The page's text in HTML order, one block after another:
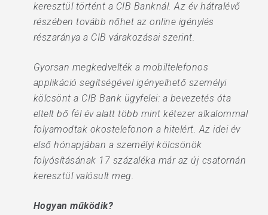
keresztül történt a CIB Banknál. Az év hátralévő
részében tovább nőhet az online igénylés
részaránya a CIB várakozásai szerint.
Gyorsan megkedvelték a mobiltelefonos
applikáció segítségével igényelhető személyi
kölcsönt a CIB Bank ügyfelei: a bevezetés óta
eltelt bő fél év alatt több mint kétezer alkalommal
folyamodtak okostelefonon a hitelért. Az idei év
első hónapjában a személyi kölcsönök
folyósításának 17 százaléka már az új csatornán
keresztül valósult meg.
Hogyan működik?